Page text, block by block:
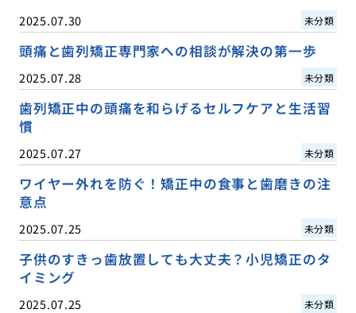
2025.07.30 未分類
頭痛と歯列矯正専門家への相談が解決の第一歩
2025.07.28 未分類
歯列矯正中の頭痛を和らげるセルフケアと生活習
慣
2025.07.27 未分類
ワイヤー外れを防ぐ！矯正中の食事と歯磨きの注
意点
2025.07.25 未分類
子供のすきっ歯放置しても大丈夫？小児矯正のタ
イミング
2025.07.25 未分類